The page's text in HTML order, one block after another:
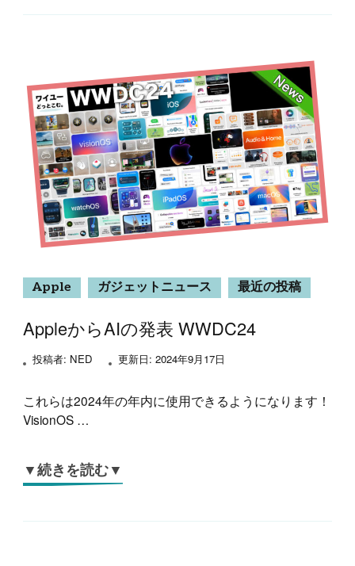
Apple ガジェットニュース 最近の投稿
AppleからAIの発表 WWDC24
投稿者: NED 更新日: 2024年9月17日
これらは2024年の年内に使用できるようになります！
VisionOS …
▼続きを読む▼